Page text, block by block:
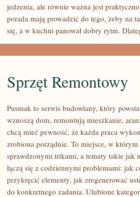
GOTOWANIU
jedzenia, ale równie ważna jest
porada mają prowadzić do tego, żeby na
się, a w kuchni panował dobry rytm.
SPRZĘT
REMONTOWY
Sprzęt Remontowy
Pusmak to serwis budowlany, który
wznoszą dom, remontują mieszkanie,
chcą mieć pewność, że każda praca
zrobiona porządnie. To miejsce, w
sprawdzonymi trikami, a tematy takie jak
łączą się z codziennymi problemami: jak
przykręcić elementy, jak zregenerować
do konkretnego zadania. Ulubione